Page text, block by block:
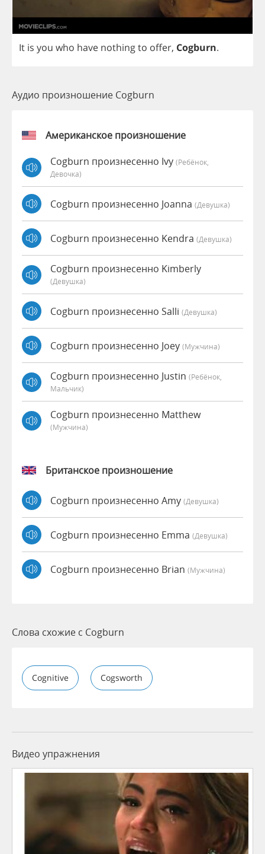
It is you who have nothingto offer, Cogburn.
Аудио произношение Cogburn
Американское произношение
Cogburn произнесенно Ivy (Ребёнок,
Девочка)
Cogburn произнесенно Joanna (девушка)
Cogburn произнесенно Kendra (девушка)
Cogburn произнесенно Kimberly
(девушка)
Cogburn произнесенно Salli (девушка)
Cogburn произнесенно Joey (мужчина)
Cogburn произнесенно Justin (Ребёнок,
Мальчик)
Cogburn произнесенно Matthew
(мужчина)
Британское произношение
Cogburn произнесенно Amy (девушка)
Cogburn произнесенно Emma (девушка)
Cogburn произнесенно Brian (мужчина)
Слова схожие с Cogburn
Cognitive Cogsworth
Видео упражнения